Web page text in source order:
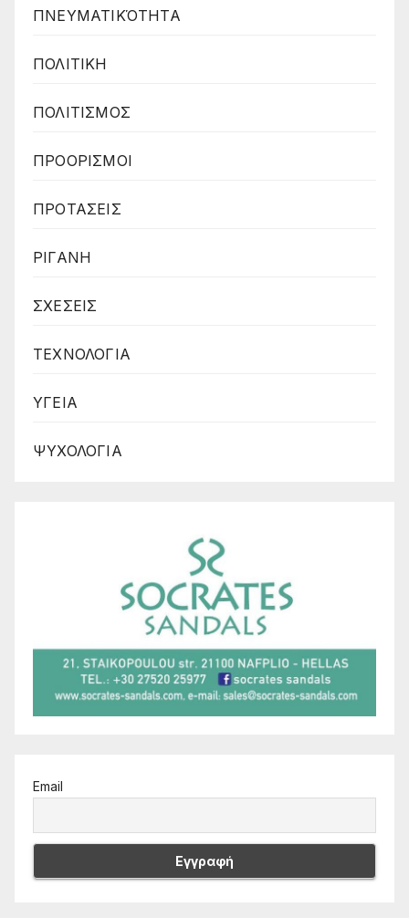
ΠΝΕΥΜΑΤΙΚΌΤΗΤΑ
ΠΟΛΙΤΙΚΗ
ΠΟΛΙΤΙΣΜΟΣ
ΠΡΟΟΡΙΣΜΟΙ
ΠΡΟΤΑΣΕΙΣ
ΡΙΓΑΝΗ
ΣΧΕΣΕΙΣ
ΤΕΧΝΟΛΟΓΙΑ
ΥΓΕΙΑ
ΨΥΧΟΛΟΓΙΑ
Email